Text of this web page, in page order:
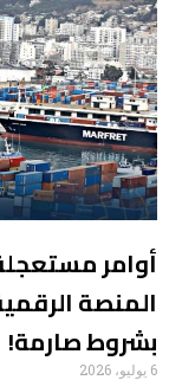
أوامر
المنصة
بشروط صارمة!
6 يوليو، 2026